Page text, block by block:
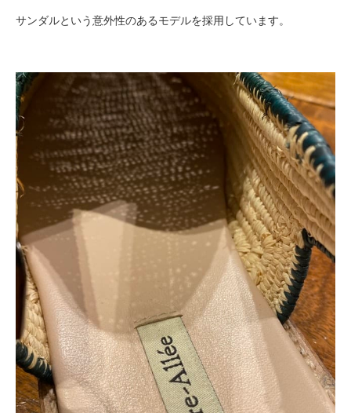
サンダルという意外性のあるモデルを採用しています。